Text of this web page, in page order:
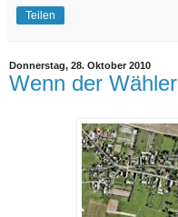
Teilen
Donnerstag, 28. Oktober 2010
Wenn der